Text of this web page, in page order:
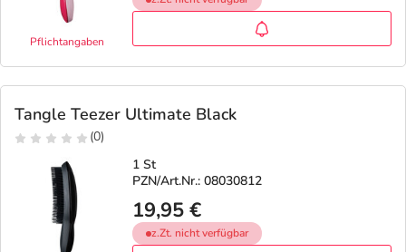
Pflichtangaben
Tangle Teezer Ultimate Black
(0)
1 St
PZN/Art.Nr.: 08030812
19,95 €
z.Zt. nicht verfügbar